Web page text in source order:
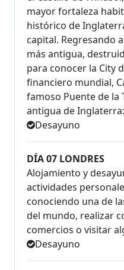
mayor fortaleza
histórico de
capital. Regresando
más antigua,
para conocer la City
financiero mundial,
famoso Puente de la
antigua de
Desayuno
DÍA 07 LONDRES
Alojamiento y
actividades
conociendo una de
del mundo, realizar
comercios o visitar
Desayuno